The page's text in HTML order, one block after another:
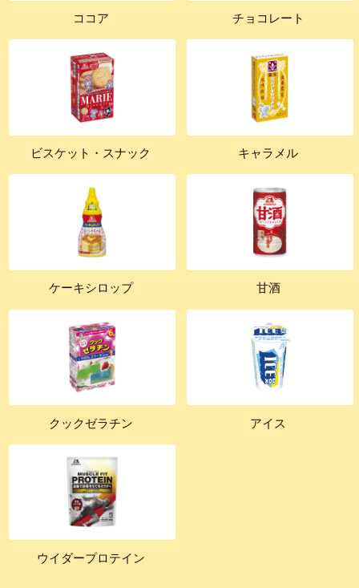
ココア チョコレート
ビスケット・スナック キャラメル
ケーキシロップ 甘酒
クックゼラチン アイス
ウイダープロテイン